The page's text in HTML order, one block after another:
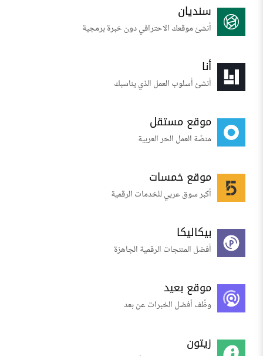
سنديان
أنشئ موقعك الاحترافي دون خبرة برمجية
أنا
أنشئ أسلوب العمل الذي يناسبك
موقع مستقل
منصّة العمل الحر العربية
موقع خمسات
أكبر سوق عربي للخدمات الرقمية
بيكاليكا
أفضل المنتجات الرقمية الجاهزة
موقع بعيد
وظّف أفضل الخبرات عن بعد
زيتون